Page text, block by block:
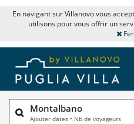
En navigant sur Villanovo vous
utilisons pour vous offrir un
Montalbano
Ajouter dates • Nb de voyageurs